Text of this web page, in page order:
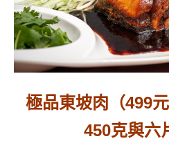
極品東坡肉（499
450克與六